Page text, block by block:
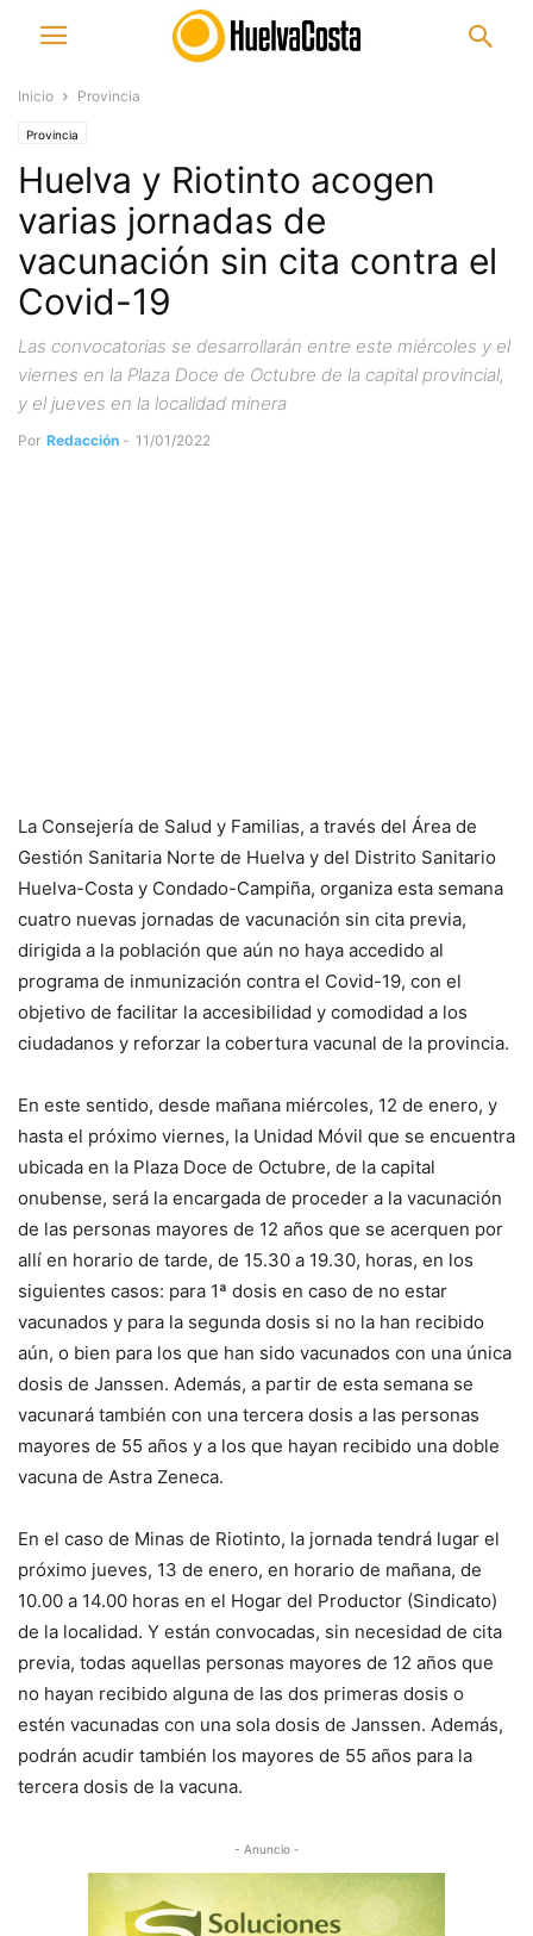
Inicio Provincia
Provincia
Huelva y Riotinto acogen
varias jornadas de
vacunación sin cita contra el
Covid-19
Las convocatorias se desarrollarán entre este miércoles y el
viernes en la Plaza Doce de Octubre de la capital provincial,
y el jueves en la localidad minera
Por Redacción - 11/01/2022
La Consejería de Salud y Familias, a través del Área de
Gestión Sanitaria Norte de Huelva y del Distrito Sanitario
Huelva-Costa y Condado-Campiña, organiza esta semana
cuatro nuevas jornadas de vacunación sin cita previa,
dirigida a la población que aún no haya accedido al
programa de inmunización contra el Covid-19, con el
objetivo de facilitar la accesibilidad y comodidad a los
ciudadanos y reforzar la cobertura vacunal de la provincia.
En este sentido, desde mañana miércoles, 12 de enero, y
hasta el próximo viernes, la Unidad Móvil que se encuentra
ubicada en la Plaza Doce de Octubre, de la capital
onubense, será la encargada de proceder a la vacunación
de las personas mayores de 12 años que se acerquen por
allí en horario de tarde, de 15.30 a 19.30, horas, en los
siguientes casos: para 1ª dosis en caso de no estar
vacunados y para la segunda dosis si no la han recibido
aún, o bien para los que han sido vacunados con una única
dosis de Janssen. Además, a partir de esta semana se
vacunará también con una tercera dosis a las personas
mayores de 55 años y a los que hayan recibido una doble
vacuna de Astra Zeneca.
En el caso de Minas de Riotinto, la jornada tendrá lugar el
próximo jueves, 13 de enero, en horario de mañana, de
10.00 a 14.00 horas en el Hogar del Productor (Sindicato)
de la localidad. Y están convocadas, sin necesidad de cita
previa, todas aquellas personas mayores de 12 años que
no hayan recibido alguna de las dos primeras dosis o
estén vacunadas con una sola dosis de Janssen. Además,
podrán acudir también los mayores de 55 años para la
tercera dosis de la vacuna.
- Anuncio -